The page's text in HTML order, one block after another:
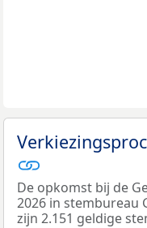
De opkomst bij de
2026 in stembureau
zijn 2.151 geldige